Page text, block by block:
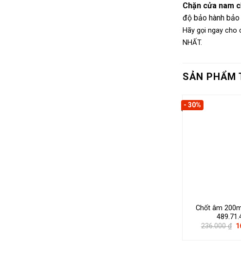
Chặn cửa nam
độ bảo hành
Hãy gọi ngay cho
NHẤT.
SẢN PHẨM
- 30%
Chốt âm
236.000₫